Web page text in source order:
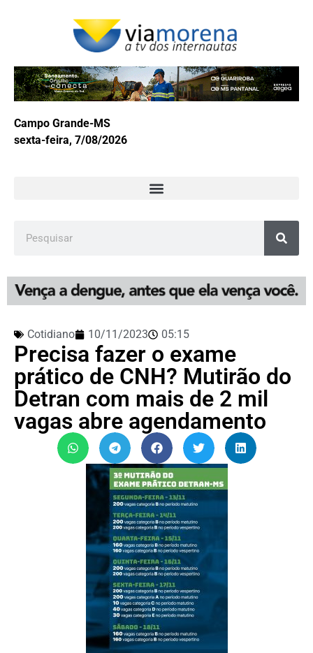
Campo Grande-MS
sexta-feira, 7/08/2026
Cotidiano 10/11/2023 05:15
Precisa fazer o exame
prático de CNH? Mutirão do
Detran com mais de 2 mil
vagas abre agendamento